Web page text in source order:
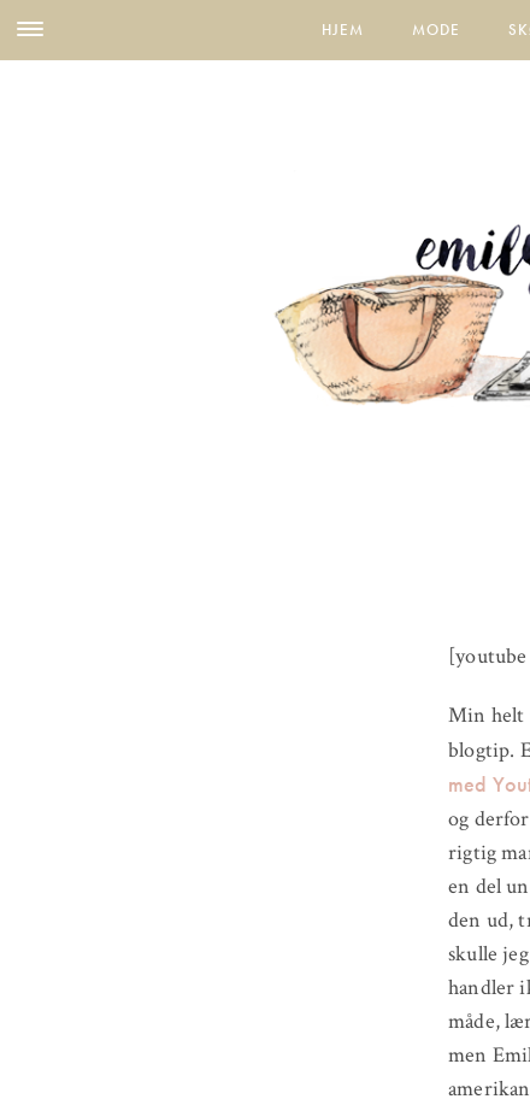
HJEM MODE
Min helt
blogtip.
med
og
rigtig
en del
den ud,
skulle
handler
måde,
men